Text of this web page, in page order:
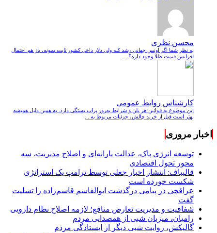
محسن نظری
به نظر شما اگر اونس جهانی رشد کنه ولی دلار داخل کشور ثابت بمونه، باز هم احتمال
افزایش قیمت طلا وجود داره؟ ...
کارشناس روابط عمومی
این موضوع به قوانین هر پلن و شرایط به‌روز پراپ بستگی دارد. به همین دلیل همیشه
بهتر است قبل از خرید چالش، جزئیات مربوط به ...
اخبار مروری
توسعه انرژی پاک، عدالت یارانه‌ای و اصلاح مدیریت، سه
محور تحول اقتصادی
قالیباف: انتشار اخبار جعلی توسط ترامپ یک استراتژی
شکست خورده است
عراقچی در پیامی درگذشت ابوالقاسم قاسم‌زاده را تسلیت
گفت
شفافیت و مدیریت تعارض منافع؛ لازمه اصلاح نظام دارویی
رامیان، میزبان شبی از همصدایی مردم
گالیکش، روایت شبی دیگر از ایستادگی مردم